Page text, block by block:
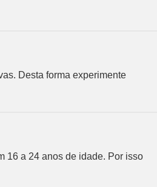
Desta forma experimente
16 a 24 anos de idade. Por isso